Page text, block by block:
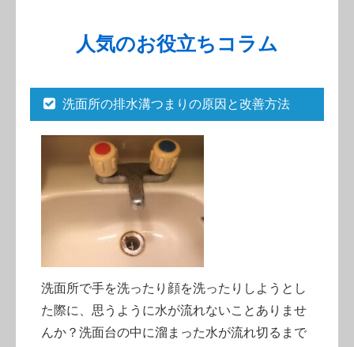
人気のお役立ちコラム
洗面所の排水溝つまりの原因と改善方法
洗面所で手を洗ったり顔を洗ったりしようとし
た際に、思うように水が流れないことありませ
んか？洗面台の中に溜まった水が流れ切るまで